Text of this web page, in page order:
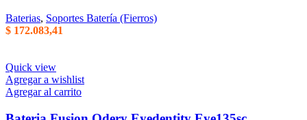
Baterias, Soportes Batería (Fierros)
$ 172.083,41
Quick view
Agregar a wishlist
Agregar al carrito